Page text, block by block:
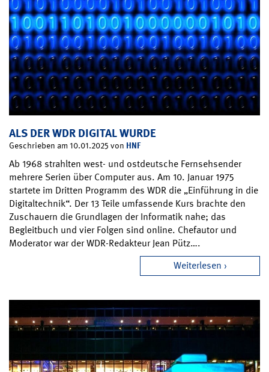
ALS DER WDR DIGITAL WURDE
Geschrieben am 10.01.2025 von HNF
Ab 1968 strahlten west- und ostdeutsche Fernsehsender
mehrere Serien über Computer aus. Am 10. Januar 1975
startete im Dritten Programm des WDR die „Einführung in die
Digitaltechnik“. Der 13 Teile umfassende Kurs brachte den
Zuschauern die Grundlagen der Informatik nahe; das
Begleitbuch und vier Folgen sind online. Chefautor und
Moderator war der WDR-Redakteur Jean Pütz….
Weiterlesen